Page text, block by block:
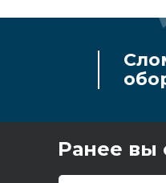
Ранее вы